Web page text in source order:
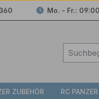
Mo. - Fr.:
ZUBEHÖR RC